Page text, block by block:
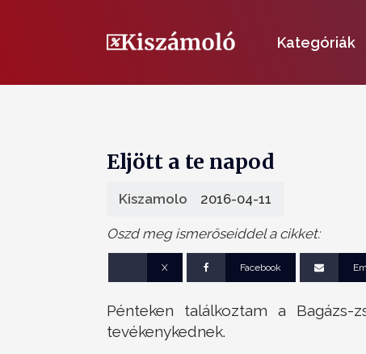
Kategóriák
Eljött a te napod
Kiszamolo 2016-04-11
Oszd meg ismerőseiddel a cikket:
X Facebook
Pénteken találkoztam a
tevékenykednek.